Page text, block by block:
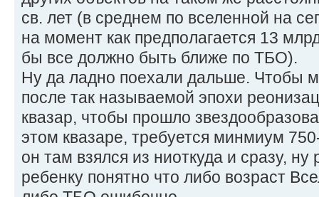
св. лет (в среднем по вселенной на
на момент как предполагается 13
бы все должно быть ближе по ТБО).
Ну да ладно поехали дальше. Чтобы
после так называемой эпохи
квазар, чтобы прошло
этом квазаре, требуется минмиум
он там взялся из ниоткуда и сразу, ну
ребенку понятно что либо возраст